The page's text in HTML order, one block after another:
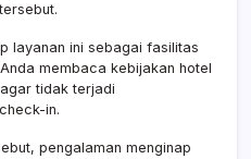
layanan ini sebagai fasilitas
membaca kebijakan hotel
tidak terjadi
in.
pengalaman menginap